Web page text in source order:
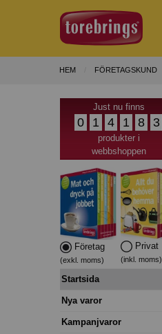
HEM FÖRETAGSKUND
Just nu finns
0 1 4 1 8 3
produkter i
webbshoppen
Företag
(exkl. moms)
Privat
(inkl. moms)
Startsida
Nya varor
Kampanjvaror